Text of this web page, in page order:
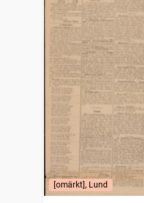
[omärkt], Lund